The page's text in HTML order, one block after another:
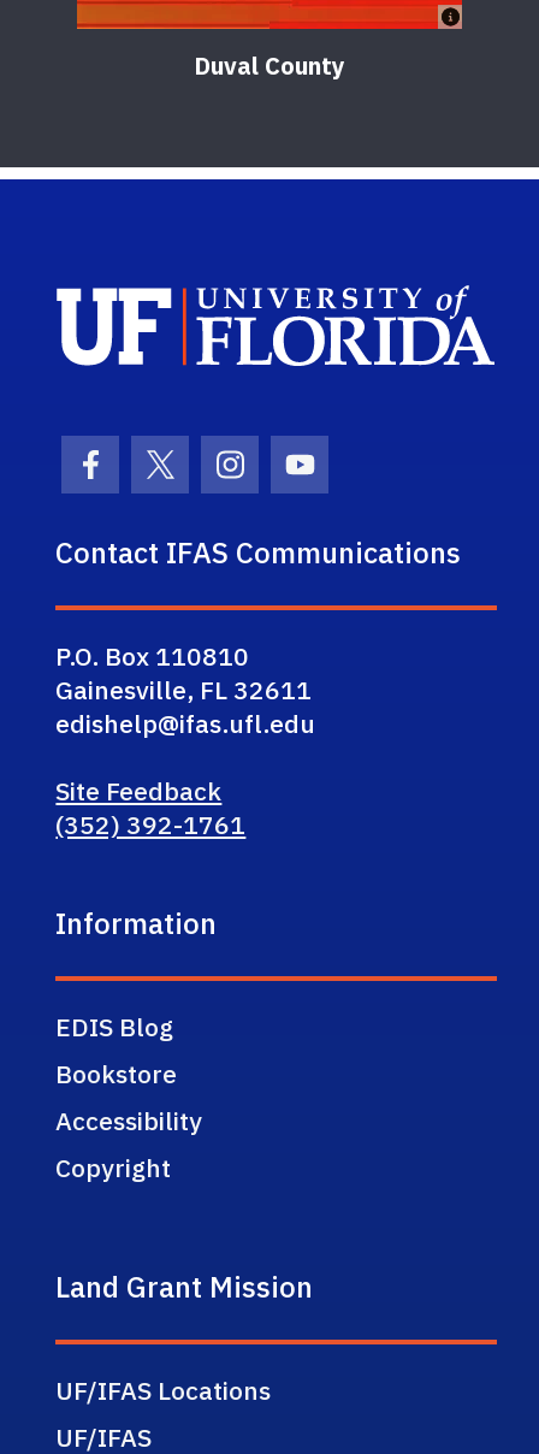
Duval County
Facebook Icon
Twitter IconInstagram Icon
Youtube Icon
Contact IFAS Communications
P.O. Box 110810
Gainesville, FL 32611
edishelp@ifas.ufl.edu
Site Feedback
(352) 392-1761
Information
EDIS Blog
Bookstore
Accessibility
Copyright
Land Grant Mission
UF/IFAS Locations
UF/IFAS